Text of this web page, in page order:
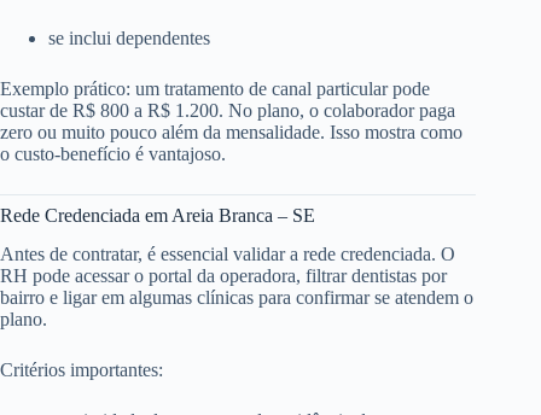
se inclui dependentes
Exemplo prático: um tratamento de canal particular pode
custar de R$ 800 a R$ 1.200. No plano, o colaborador paga
zero ou muito pouco além da mensalidade. Isso mostra como
o custo-benefício é vantajoso.
Rede Credenciada em Areia Branca – SE
Antes de contratar, é essencial validar a rede credenciada. O
RH pode acessar o portal da operadora, filtrar dentistas por
bairro e ligar em algumas clínicas para confirmar se atendem o
plano.
Critérios importantes: